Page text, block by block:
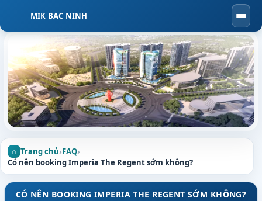
MIK BẮC NINH
Trang chủ›FAQ›
Có nên booking Imperia The Regent sớm không?
CÓ NÊN BOOKING IMPERIA THE REGENT SỚM KHÔNG?